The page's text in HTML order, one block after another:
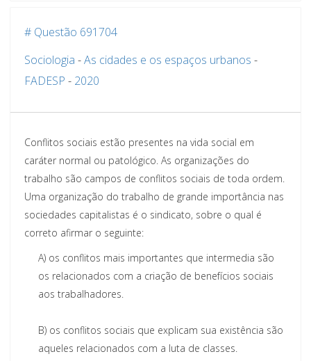
# Questão 691704
Sociologia -As cidades e os espaços urbanos -
FADESP - 2020
Conflitos sociais estão presentes na vida social em
caráter normal ou patológico. As organizações do
trabalho são campos de conflitos sociais de toda ordem.
Uma organização do trabalho de grande importância nas
sociedades capitalistas é o sindicato, sobre o qual é
correto afirmar o seguinte:
A) os conflitos mais importantes que intermedia são
os relacionados com a criação de benefícios sociais
aos trabalhadores.
B) os conflitos sociais que explicam sua existência são
aqueles relacionados com a luta de classes.